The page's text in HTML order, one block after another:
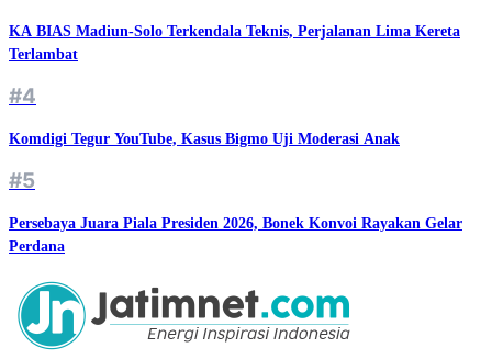
KA BIAS Madiun-Solo Terkendala Teknis, Perjalanan Lima Kereta
Terlambat
#4
Komdigi Tegur YouTube, Kasus Bigmo Uji Moderasi Anak
#5
Persebaya Juara Piala Presiden 2026, Bonek Konvoi Rayakan Gelar
Perdana